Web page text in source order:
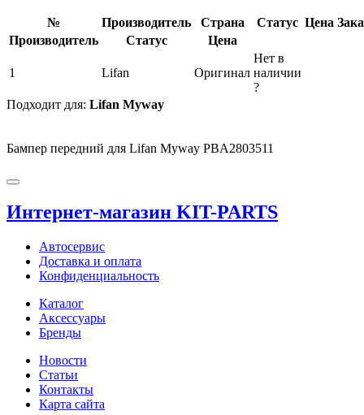
№ Производитель Страна Статус Цена
Производитель
Статус Цена
1 Lifan Оригинал
Нет в
наличии
?
Подходит для: Lifan Myway
Бампер передний для Lifan Myway PBA2803511
Интернет-магазин KIT-PARTS
Автосервис
Доставка и оплата
Конфиденциальность
Каталог
Аксессуары
Бренды
Новости
Статьи
Контакты
Карта сайта